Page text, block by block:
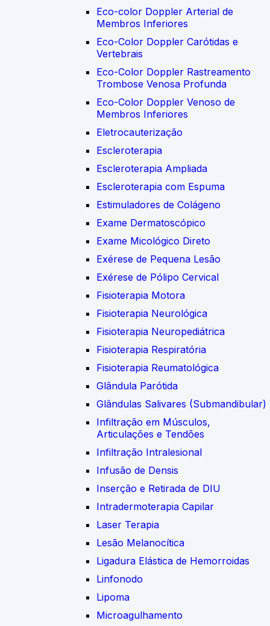
Eco-color Doppler Arterial de
Membros Inferiores
Eco-Color Doppler Carótidas e
Vertebrais
Eco-Color Doppler Rastreamento
Trombose Venosa Profunda
Eco-Color Doppler Venoso de
Membros Inferiores
Eletrocauterização
Escleroterapia
Escleroterapia Ampliada
Escleroterapia com Espuma
Estimuladores de Colágeno
Exame Dermatoscópico
Exame Micológico Direto
Exérese de Pequena Lesão
Exérese de Pólipo Cervical
Fisioterapia Motora
Fisioterapia Neurológica
Fisioterapia Neuropediátrica
Fisioterapia Respiratória
Fisioterapia Reumatológica
Glândula Parótida
Glândulas Salivares (Submandibular)
Infiltração em Músculos,
Articulações e Tendões
Infiltração Intralesional
Infusão de Densis
Inserção e Retirada de DIU
Intradermoterapia Capilar
Laser Terapia
Lesão Melanocítica
Ligadura Elástica de Hemorroidas
Linfonodo
Lipoma
Microagulhamento